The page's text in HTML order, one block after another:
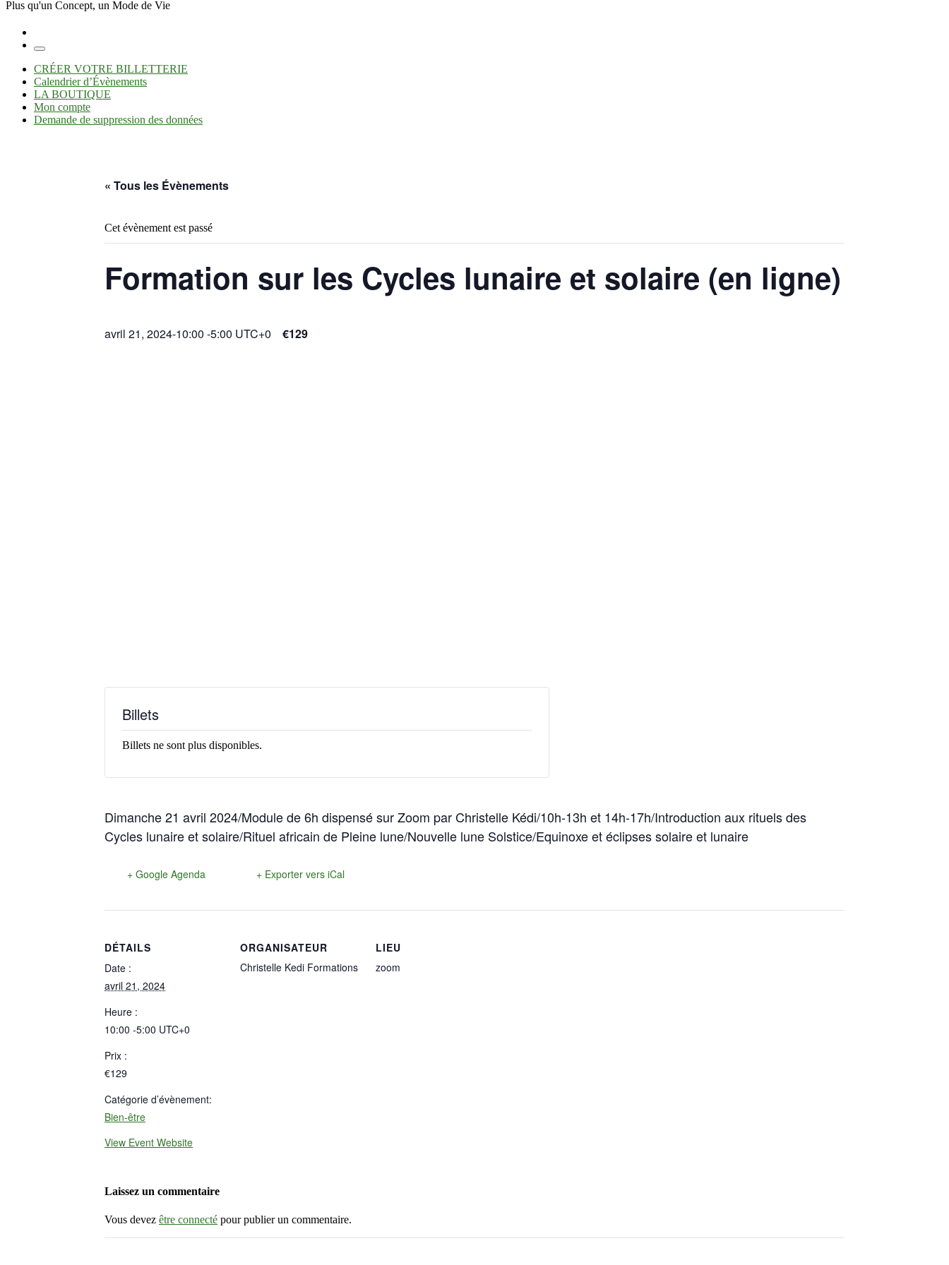
Plus qu'un Concept, un Mode de Vie
Menu
CRÉER VOTRE BILLETTERIE
Calendrier d’Évènements
LA BOUTIQUE
Mon compte
Demande de suppression des données
« Tous les Évènements
Cet évènement est passé
Formation sur les Cycles lunaire et solaire (en ligne)
avril 21, 2024-10:00 -5:00 UTC+0 €129
Billets
Billets ne sont plus disponibles.
Dimanche 21 avril 2024/Module de 6h dispensé sur Zoom par Christelle Kédi/10h-13h et 14h-17h/Introduction aux rituels des
Cycles lunaire et solaire/Rituel africain de Pleine lune/Nouvelle lune Solstice/Equinoxe et éclipses solaire et lunaire
+ Google Agenda + Exporter vers iCal
DÉTAILS
Date :
avril 21, 2024
Heure :
10:00 -5:00 UTC+0
Prix :
€129
Catégorie d’évènement:
Bien-être
View Event Website
ORGANISATEUR
Christelle Kedi Formations
LIEU
zoom
Laissez un commentaire
Vous devez être connecté pour publier un commentaire.